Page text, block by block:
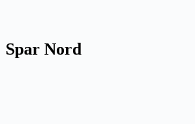
Spar Nord